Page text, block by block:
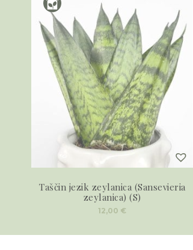
Taščin jezik zeylanica (Sansevieria
zeylanica) (S)
12,00 €